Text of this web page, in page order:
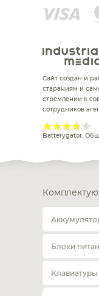
Сайт создан и
стараниям и
стремлении к
сотрудников
Batterygator.
Блоки
Клавиатуры